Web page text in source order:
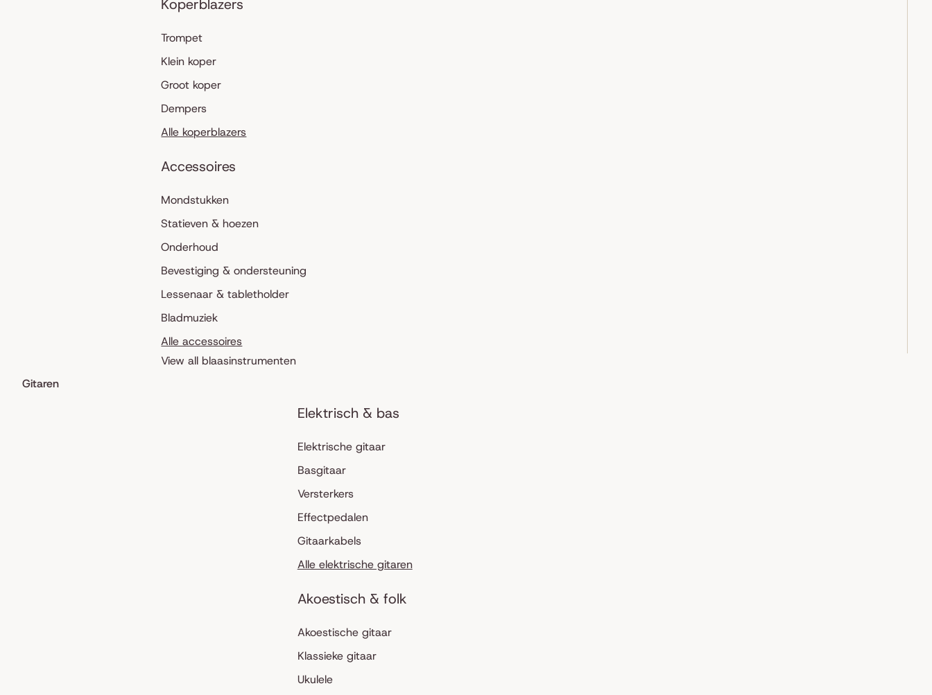
Koperblazers
Trompet
Klein koper
Groot koper
Dempers
Alle koperblazers
Accessoires
Mondstukken
Statieven & hoezen
Onderhoud
Bevestiging & ondersteuning
Lessenaar & tabletholder
Bladmuziek
Alle accessoires
View all blaasinstrumenten
Gitaren
Elektrisch & bas
Elektrische gitaar
Basgitaar
Versterkers
Effectpedalen
Gitaarkabels
Alle elektrische gitaren
Akoestisch & folk
Akoestische gitaar
Klassieke gitaar
Ukulele